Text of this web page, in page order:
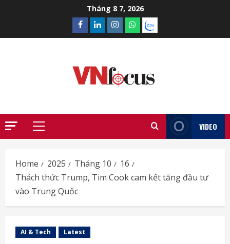
Tháng 8 7, 2026
Facebook
LinkedinInstagram
What’sapp
Zalo
Primary
VIDEO
Home 2025 Tháng 10
16
Thách thức Trump, Tim Cook cam kết tăng đầu tư
vào Trung Quốc
AI & Tech Latest